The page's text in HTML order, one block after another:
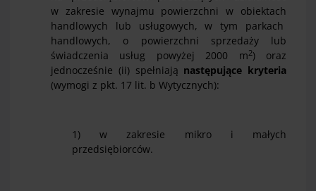
w zakresie wynajmu powierzchni w obiektach
handlowych lub usługowych, w tym parkach
handlowych, o powierzchni sprzedaży lub
świadczenia usług powyżej 2000 m2) oraz
jednocześnie (ii) spełniają następujące kryteria
(wymogi z pkt. 17 lit. b Wytycznych):
1) w zakresie mikro i małych
przedsiębiorców.